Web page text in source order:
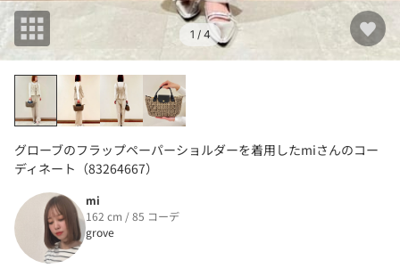
1 / 4
グローブのフラップペーパーショルダーを着用したmiさんのコー
ディネート（83264667）
mi
162 cm / 85 コーデ
grove